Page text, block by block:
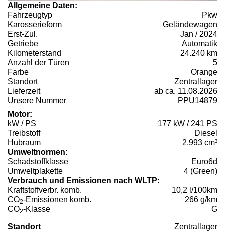
Allgemeine Daten:
Fahrzeugtyp
Pkw
Karosserieform
Geländewagen
Erst-Zul.
Jan / 2024
Getriebe
Automatik
Kilometerstand
24.240 km
Anzahl der Türen
5
Farbe
Orange
Standort
Zentrallager
Lieferzeit
ab ca. 11.08.2026
Unsere Nummer
PPU14879
Motor:
kW / PS
177 kW / 241 PS
Treibstoff
Diesel
Hubraum
2.993 cm³
Umweltnormen:
Schadstoffklasse
Euro6d
Umweltplakette
4 (Green)
Verbrauch und Emissionen nach WLTP:
Kraftstoffverbr. komb.
10,2 l/100km
CO2-Emissionen komb.
266 g/km
CO2-Klasse G
Standort Zentrallager